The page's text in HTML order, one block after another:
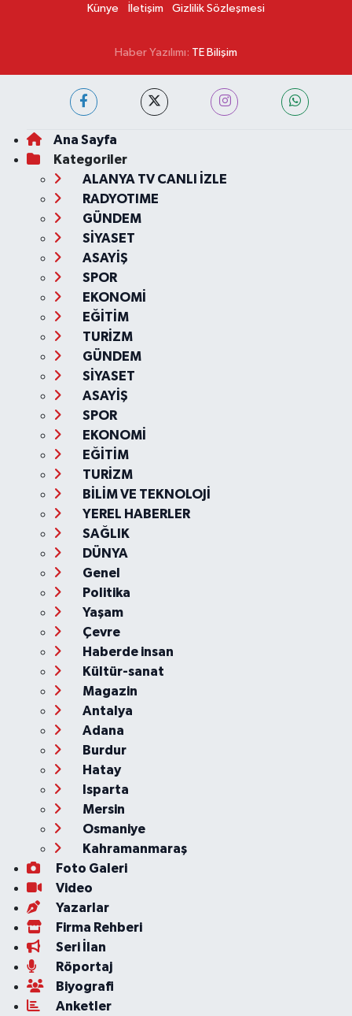
Künye İletişim Gizlilik Sözleşmesi
Haber Yazılımı: TE Bilişim
Ana Sayfa
Kategoriler
ALANYA TV CANLI İZLE
RADYOTIME
GÜNDEM
SİYASET
ASAYİŞ
SPOR
EKONOMİ
EĞİTİM
TURİZM
GÜNDEM
SİYASET
ASAYİŞ
SPOR
EKONOMİ
EĞİTİM
TURİZM
BİLİM VE TEKNOLOJİ
YEREL HABERLER
SAĞLIK
DÜNYA
Genel
Politika
Yaşam
Çevre
Haberde insan
Kültür-sanat
Magazin
Antalya
Adana
Burdur
Hatay
Isparta
Mersin
Osmaniye
Kahramanmaraş
Foto Galeri
Video
Yazarlar
Firma Rehberi
Seri İlan
Röportaj
Biyografi
Anketler